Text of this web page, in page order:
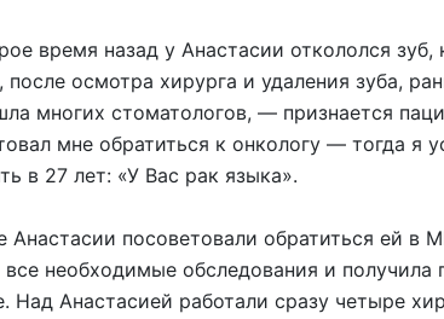
время назад у Анастасии откололся зуб,
после осмотра хирурга и удаления зуба,
многих стоматологов, — признается
мне обратиться к онкологу — тогда я
в 27 лет: «У Вас рак языка».
Анастасии посоветовали обратиться ей
необходимые обследования и получила
Над Анастасией работали сразу четыре